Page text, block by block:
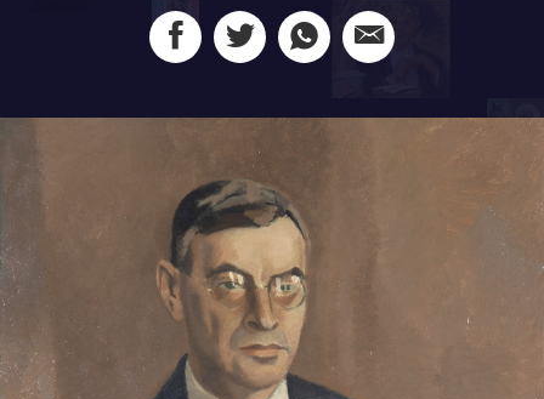
essayist, criticus en toneelschrijver minstens
eenmaal, getuige dit portret.
Als Verwey in 1958, twee jaar na het overlijden van
Coster, in de Lakenhal exposeert, schrijft de
vol lof over de ‘door en door
“menselijke” en psychologisch rake portretten’.
Volgens de krant schildert Verwey oprecht en
zonder franje. Zoals de mensen en hun karakters
zijn, Verwey wil niets verdoezelen. De krant haalt
aan dat vele geportretteerden minder
gecharmeerd zijn. Onder hen Lodewijk van